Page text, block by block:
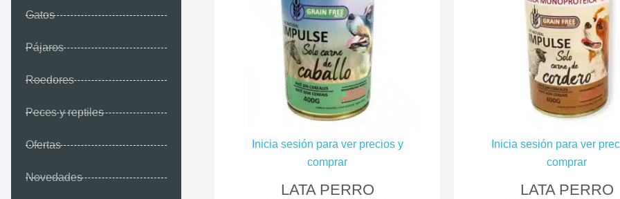
Gatos
Pájaros
Roedores
Peces y reptiles
Ofertas
Novedades
Inicia sesión para ver precios y
comprar
LATA PERRO
Inicia sesión para ver
comprar
LATA PERRO